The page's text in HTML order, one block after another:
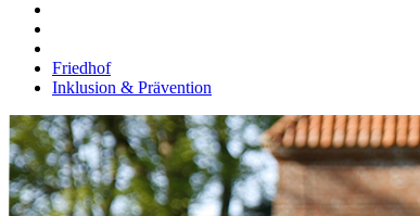
Friedhof
Inklusion & Prävention